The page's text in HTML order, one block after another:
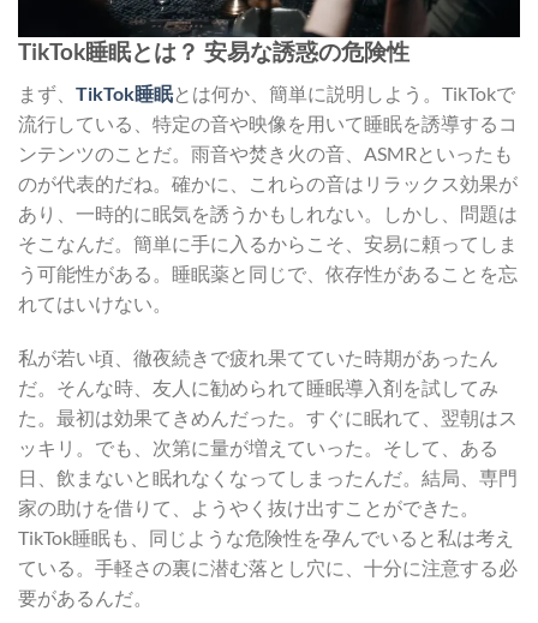
TikTok睡眠とは？ 安易な誘惑の危険性
まず、 TikTok睡眠とは何か、簡単に説明しよう。TikTokで
流行している、特定の音や映像を用いて睡眠を誘導するコ
ンテンツのことだ。雨音や焚き火の音、ASMRといったも
のが代表的だね。確かに、これらの音はリラックス効果が
あり、一時的に眠気を誘うかもしれない。しかし、問題は
そこなんだ。簡単に手に入るからこそ、安易に頼ってしま
う可能性がある。睡眠薬と同じで、依存性があることを忘
れてはいけない。
私が若い頃、徹夜続きで疲れ果てていた時期があったん
だ。そんな時、友人に勧められて睡眠導入剤を試してみ
た。最初は効果てきめんだった。すぐに眠れて、翌朝はス
ッキリ。でも、次第に量が増えていった。そして、ある
日、飲まないと眠れなくなってしまったんだ。結局、専門
家の助けを借りて、ようやく抜け出すことができた。
TikTok睡眠も、同じような危険性を孕んでいると私は考え
ている。手軽さの裏に潜む落とし穴に、十分に注意する必
要があるんだ。